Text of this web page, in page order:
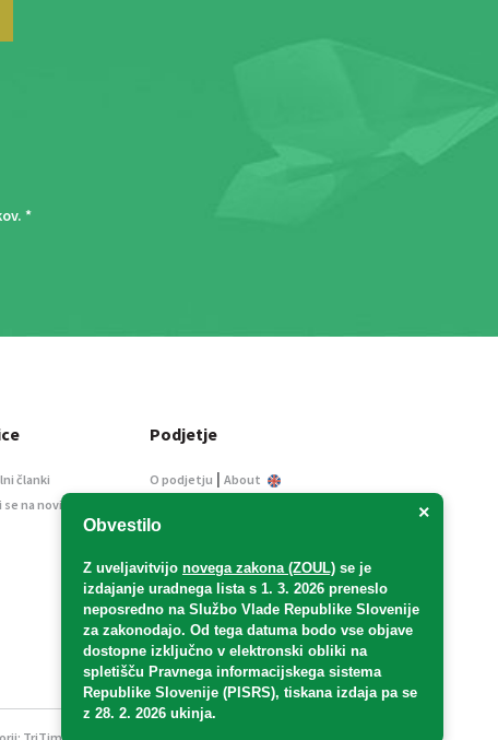
. *
×
Obvestilo
Z uveljavitvijo novega zakona (ZOUL) se je
izdajanje uradnega lista s 1. 3. 2026 preneslo
neposredno na Službo Vlade Republike Slovenije
za zakonodajo. Od tega datuma bodo vse objave
dostopne izključno v elektronski obliki na
spletišču Pravnega informacijskega sistema
Republike Slovenije (PISRS), tiskana izdaja pa se
z 28. 2. 2026 ukinja.
članki
na novice
Podjetje
O podjetju | About
Informacije javnega
Oglaševanje
Splošni pogoji
Izjava o varstvu osebnih
podatkov
E-dražbe